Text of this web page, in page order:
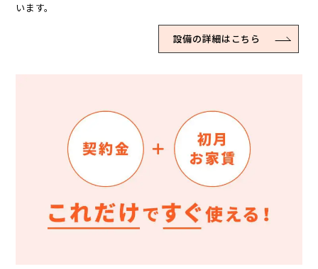
います。
設備の詳細はこちら